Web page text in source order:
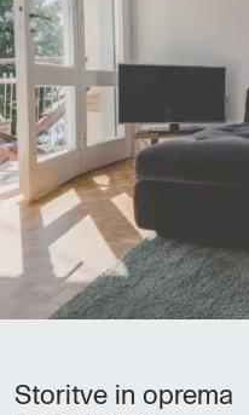
Storitve in oprema